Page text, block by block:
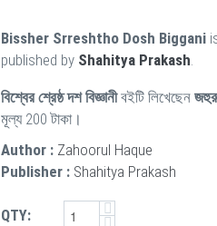
Bissher Srreshtho Dosh Biggani
published by Shahitya Prakash.
বিশ্বের শ্রেষ্ঠ দশ বিজ্ঞানীবইটি লিখেছেন
মূল্য 200 টাকা।
Author : Zahoorul Haque
Publisher : Shahitya Prakash
QTY: